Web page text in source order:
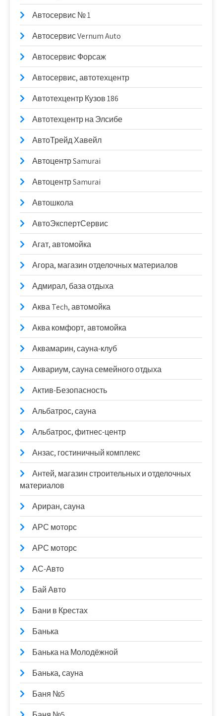
Автосервис № 1
Автосервис Vernum Auto
Автосервис Форсаж
Автосервис, автотехцентр
Автотехцентр Кузов 186
Автотехцентр на Элсибе
АвтоТрейд Хавейл
Автоцентр Samurai
Автоцентр Samurai
Автошкола
АвтоЭкспертСервис
Агат, автомойка
Агора, магазин отделочных материалов
Адмирал, база отдыха
Аква Tech, автомойка
Аква комфорт, автомойка
Аквамарин, сауна-клуб
Аквариум, сауна семейного отдыха
Актив-Безопасность
Альбатрос, сауна
Альбатрос, фитнес-центр
Анзас, гостиничный комплекс
Антей, магазин строительных и отделочных
материалов
Ариран, сауна
АРС моторс
АРС моторс
АС-Авто
Бай Авто
Бани в Крестах
Банька
Банька на Молодёжной
Банька, сауна
Баня №5